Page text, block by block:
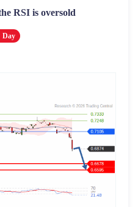
RSI is oversold
Day